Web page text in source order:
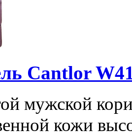
Cantlor
мужской
кожи